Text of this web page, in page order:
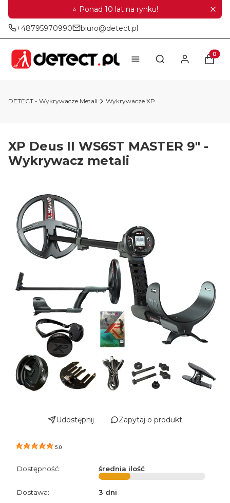
⭐ Ponad 10 lat na rynku!
+48795970990 biuro@detect.pl
Otwórz
DETECT - Wykrywacze Metali Wykrywacze XP
XP Deus II WS6ST MASTER 9" -
Wykrywacz metali
Udostępnij Zapytaj o produkt
5.0
Dostępność: średnia ilość
Dostawa:
3 dni